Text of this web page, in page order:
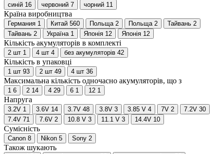
синій 16 червоний 7 чорний 11
Країна виробництва
Германия 1 Китай 560 Польща 2 Польща 2 Тайвань 2
Тайвань 2 Україна 1 Японія 12 Японія 12
Кількість акумуляторів в комплекті
2 шт 1 4 шт 4 без акумуляторів 42
Кількість в упаковці
1 шт 93 2 шт 49 4 шт 36
Максимальна кількість одночасно акумуляторів, що з
1 6 2 14 4 29 6 1 12 1
Напруга
3.2V 1 3.6V 14 3.7V 48 3.8V 3 3.85 V 4 7V 2 7.2V 30
7.4V 71 7.6V 2 10.8 V 3 11.1 V 3 14.4V 10
Сумісність
Canon 8 Nikon 5 Sony 2
Також шукають